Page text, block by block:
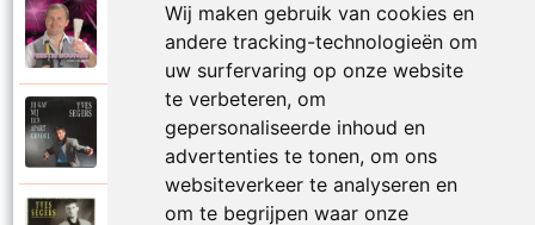
Wij maken gebruik van cookies en
andere tracking-technologieën om
uw surfervaring op onze website
te verbeteren, om
gepersonaliseerde inhoud en
advertenties te tonen, om ons
websiteverkeer te analyseren en
om te begrijpen waar onze
Yves Segers
Jij bent het helemaal
Yves Segers
Jij gaf mij een apart gevoel